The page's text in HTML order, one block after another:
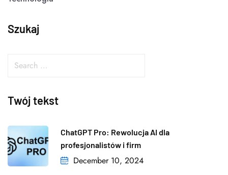
Szukaj
Twój tekst
ChatGPT Pro: Rewolucja AI dla
profesjonalistów i firm
December 10, 2024